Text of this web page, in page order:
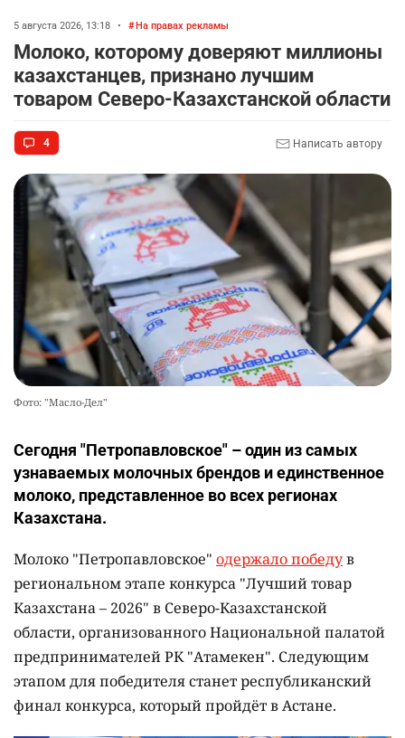
5 августа 2026, 13:18 • На правах рекламы
Молоко, которому доверяют миллионы
казахстанцев, признано лучшим
товаром Северо-Казахстанской области
4 Написать автору
Фото: "Масло-Дел"
Сегодня "Петропавловское" – один из самых
узнаваемых молочных брендов и единственное
молоко, представленное во всех регионах
Казахстана.
Молоко "Петропавловское" одержало победув
региональном этапе конкурса "Лучший товар
Казахстана – 2026" в Северо-Казахстанской
области, организованного Национальной палатой
предпринимателей РК "Атамекен". Следующим
этапом для победителя станет республиканский
финал конкурса, который пройдёт в Астане.